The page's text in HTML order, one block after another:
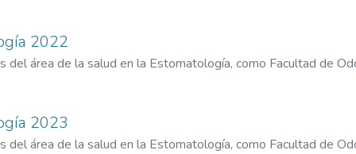
2022
del área de la salud en la Estomatología, como Facultad de
2023
del área de la salud en la Estomatología, como Facultad de